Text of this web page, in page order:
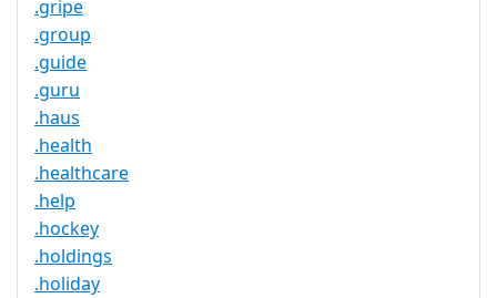
.gripe
.group
.guide
.guru
.haus
.health
.healthcare
.help
.hockey
.holdings
.holiday